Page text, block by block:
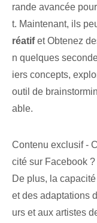
rande avancée
t. Maintenant, ils
réatifet Obtenez
n quelques
iers concepts,
outil de
able.
Contenu exclusif -
cité sur Facebook ?
De plus, la
et des adaptations
urs et⁢ aux artistes